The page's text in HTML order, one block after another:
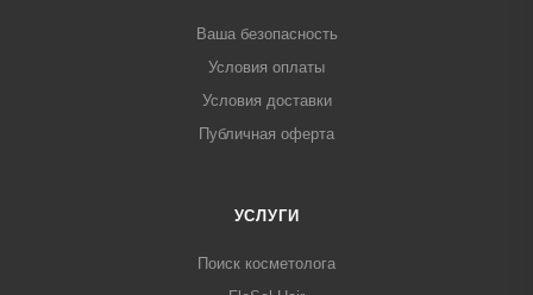
Ваша безопасность
Условия оплаты
Условия доставки
Публичная оферта
УСЛУГИ
Поиск косметолога